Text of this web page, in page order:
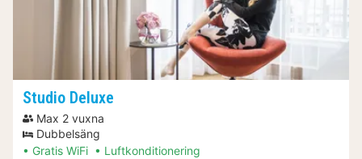
Studio Deluxe
Max 2 vuxna
Dubbelsäng
Gratis WiFi
Luftkonditionering